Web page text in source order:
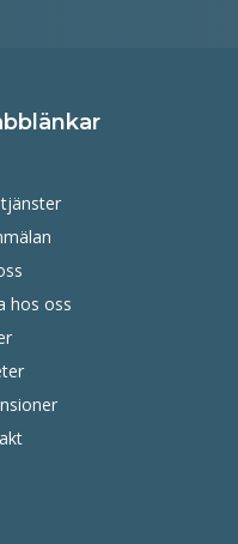
hos oss